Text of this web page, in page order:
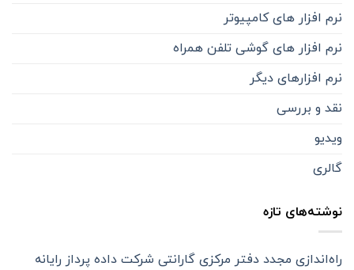
نرم افزار های کامپیوتر
نرم افزار های گوشی تلفن همراه
نرم افزارهای دیگر
نقد و بررسی
ویدیو
گالری
نوشته‌های تازه
راه‌اندازی مجدد دفتر مرکزی گارانتی شرکت داده پرداز رایانه